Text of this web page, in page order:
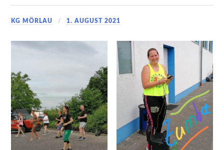
KG MÖRLAU 1. AUGUST 2021